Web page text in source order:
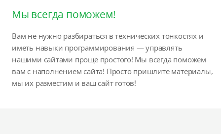
Мы всегда поможем!
Вам не нужно разбираться в технических тонкостях и
иметь навыки программирования — управлять
нашими сайтами проще простого! Мы всегда поможем
вам с наполнением сайта! Просто пришлите материалы,
мы их разместим и ваш сайт готов!